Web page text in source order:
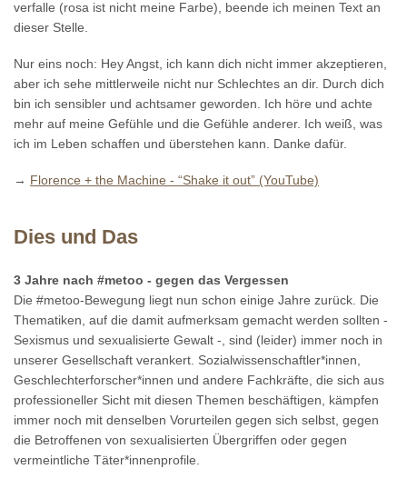
verfalle (rosa ist nicht meine Farbe), beende ich meinen Text an
dieser Stelle.
Nur eins noch: Hey Angst, ich kann dich nicht immer akzeptieren,
aber ich sehe mittlerweile nicht nur Schlechtes an dir. Durch dich
bin ich sensibler und achtsamer geworden. Ich höre und achte
mehr auf meine Gefühle und die Gefühle anderer. Ich weiß, was
ich im Leben schaffen und überstehen kann. Danke dafür.
→ Florence + the Machine - “Shake it out” (YouTube)
Dies und Das
3 Jahre nach #metoo - gegen das Vergessen
Die #metoo-Bewegung liegt nun schon einige Jahre zurück. Die
Thematiken, auf die damit aufmerksam gemacht werden sollten -
Sexismus und sexualisierte Gewalt -, sind (leider) immer noch in
unserer Gesellschaft verankert. Sozialwissenschaftler*innen,
Geschlechterforscher*innen und andere Fachkräfte, die sich aus
professioneller Sicht mit diesen Themen beschäftigen, kämpfen
immer noch mit denselben Vorurteilen gegen sich selbst, gegen
die Betroffenen von sexualisierten Übergriffen oder gegen
vermeintliche Täter*innenprofile.